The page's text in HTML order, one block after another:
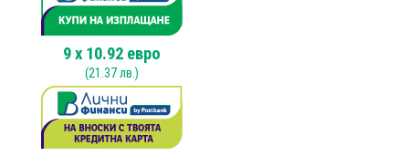
Lavor
SDM-
R
45G
430mm
9x 10.92евро
(21.37лв.)